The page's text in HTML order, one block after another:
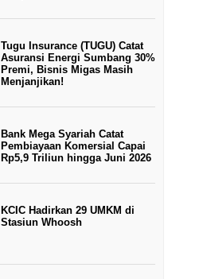
Tugu Insurance (TUGU) Catat
Asuransi Energi Sumbang 30%
Premi, Bisnis Migas Masih
Menjanjikan!
Bank Mega Syariah Catat
Pembiayaan Komersial Capai
Rp5,9 Triliun hingga Juni 2026
KCIC Hadirkan 29 UMKM di
Stasiun Whoosh